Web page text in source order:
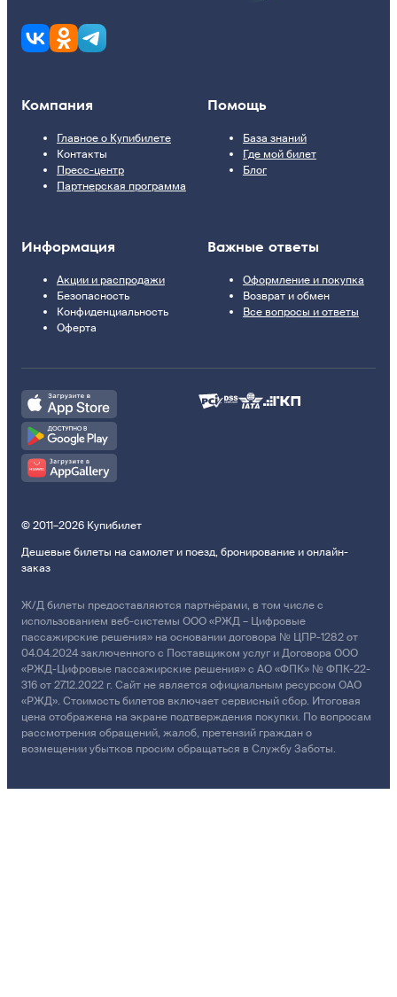
Компания
Главное о Купибилете
Контакты
Пресс-центр
Партнерская программа
Помощь
База знаний
Где мой билет
Блог
Информация
Акции и распродажи
Безопасность
Конфиденциальность
Оферта
Важные ответы
Оформление и покупка
Возврат и обмен
Все вопросы и ответы
© 2011–2026 Купибилет
Дешевые билеты на самолет и поезд, бронирование и онлайн-
заказ
Ж/Д билеты предоставляются партнёрами, в том числе с
использованием веб-системы ООО «РЖД – Цифровые
пассажирские решения» на основании договора № ЦПР-1282 от
04.04.2024 заключенного с Поставщиком услуг и Договора ООО
«РЖД-Цифровые пассажирские решения» с АО «ФПК» № ФПК-22-
316 от 27.12.2022 г. Сайт не является официальным ресурсом ОАО
«РЖД». Стоимость билетов включает сервисный сбор. Итоговая
цена отображена на экране подтверждения покупки. По вопросам
рассмотрения обращений, жалоб, претензий граждан о
возмещении убытков просим обращаться в Службу Заботы.